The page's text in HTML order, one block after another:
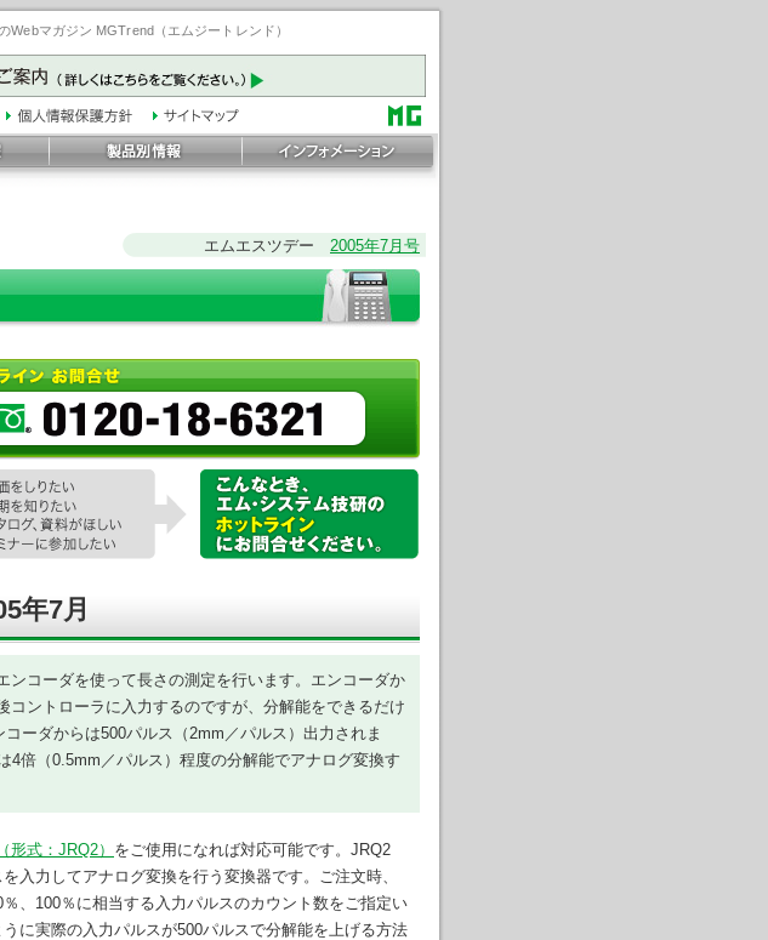
マガジン MGTrend（エムジートレンド）
エムエスツデー 2005年7月号
年7月
ンコーダを使って長さの測定を行います。エンコーダか
コントローラに入力するのですが、分解能をできるだけ
ーダからは500パルス（2mm／パルス）出力されま
4倍（0.5mm／パルス）程度の分解能でアナログ変換す
形式：JRQ2） をご使用になれば対応可能です。JRQ2
入力してアナログ変換を行う変換器です。ご注文時、
％、100％に相当する入力パルスのカウント数をご指定い
に実際の入力パルスが500パルスで分解能を上げる方法